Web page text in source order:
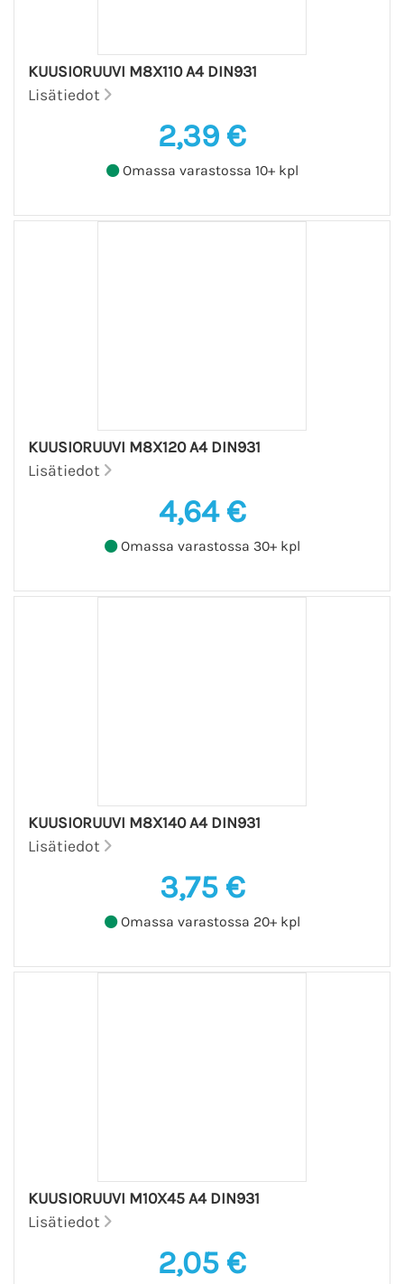
KUUSIORUUVI M8X110 A4 DIN931
Lisätiedot
2,39 €
Omassa varastossa 10+ kpl
KUUSIORUUVI M8X120 A4 DIN931
Lisätiedot
4,64 €
Omassa varastossa 30+ kpl
KUUSIORUUVI M8X140 A4 DIN931
Lisätiedot
3,75 €
Omassa varastossa 20+ kpl
KUUSIORUUVI M10X45 A4 DIN931
Lisätiedot
2,05 €